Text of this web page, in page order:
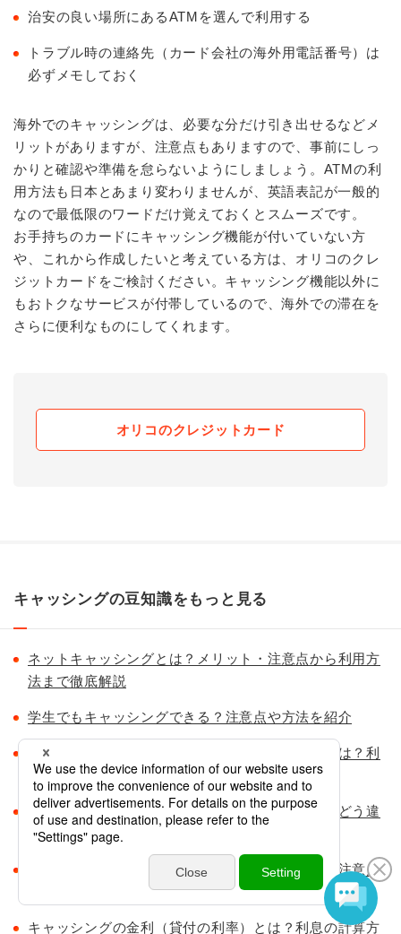
治安の良い場所にあるATMを選んで利用する
トラブル時の連絡先（カード会社の海外用電話番号）は
必ずメモしておく
海外でのキャッシングは、必要な分だけ引き出せるなどメ
リットがありますが、注意点もありますので、事前にしっ
かりと確認や準備を怠らないようにしましょう。ATMの利
用方法も日本とあまり変わりませんが、英語表記が一般的
なので最低限のワードだけ覚えておくとスムーズです。
お手持ちのカードにキャッシング機能が付いていない方
や、これから作成したいと考えている方は、オリコのクレ
ジットカードをご検討ください。キャッシング機能以外に
もおトクなサービスが付帯しているので、海外での滞在を
さらに便利なものにしてくれます。
オリコのクレジットカード
キャッシングの豆知識をもっと見る
ネットキャッシングとは？メリット・注意点から利用方
法まで徹底解説
学生でもキャッシングできる？注意点や方法を紹介
クレジットカードのキャッシング枠（限度額）とは？利
用方法や変更の仕方も解説
キャッシング機能とショッピング機能ってなに？どう違
うの？
キャッシングの前に知っておきたい！返済方法と注意点
キャッシングの金利（貸付の利率）とは？利息の計算方